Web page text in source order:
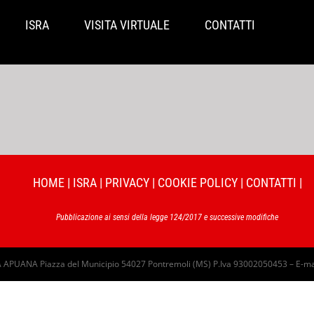
ISRA VISITA VIRTUALE CONTATTI
HOME| ISRA| PRIVACY| COOKIE POLICY| CONTATTI |
Pubblicazione ai sensi della legge 124/2017 e successive modifiche
APUANA Piazza del Municipio 54027 Pontremoli (MS) P.Iva 93002050453 – E-